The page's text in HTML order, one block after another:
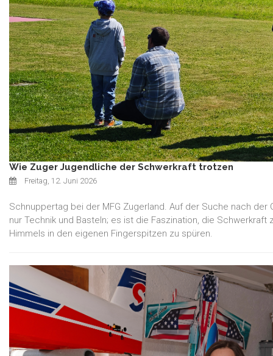
Wie Zuger Jugendliche der Schwerkraft trotzen
Freitag, 12. Juni 2026
Schnuppertag bei der MFG Zugerland. Auf der Suche nach der
nur Technik und Basteln; es ist die Faszination, die
Himmels in den eigenen Fingerspitzen zu spüren.